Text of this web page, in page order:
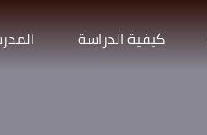
كيفية الدراسة